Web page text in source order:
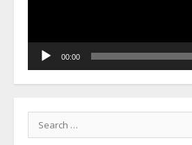
00:00
Search
for: